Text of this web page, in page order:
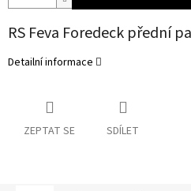
RS Feva Foredeck přední
Detailní informace
ZEPTAT SE SDÍLET